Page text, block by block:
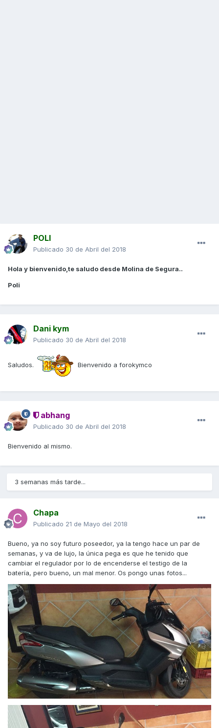
POLI
Publicado 30 de Abril del 2018
Hola y bienvenido,te saludo desde Molina de Segura..
Poli
Dani kym
Publicado 30 de Abril del 2018
Saludos. Bienvenido a forokymco
abhang
Publicado 30 de Abril del 2018
Bienvenido al mismo.
3 semanas más tarde...
Chapa
Publicado 21 de Mayo del 2018
Bueno, ya no soy futuro poseedor, ya la tengo hace un par de
semanas, y va de lujo, la única pega es que he tenido que
cambiar el regulador por lo de encenderse el testigo de la
batería, pero bueno, un mal menor. Os pongo unas fotos...